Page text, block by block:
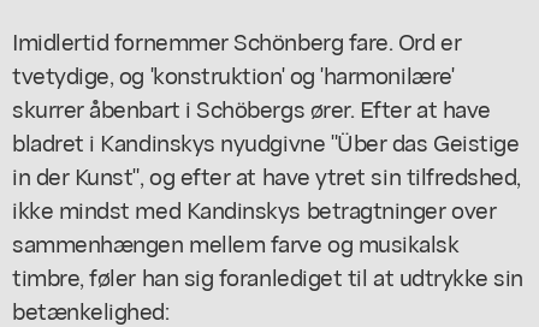
Imidlertid fornemmer Schönberg fare. Ord er
tvetydige, og 'konstruktion' og 'harmonilære'
skurrer åbenbart i Schöbergs ører. Efter at have
bladret i Kandinskys nyudgivne "Über das Geistige
in der Kunst", og efter at have ytret sin tilfredshed,
ikke mindst med Kandinskys betragtninger over
sammenhængen mellem farve og musikalsk
timbre, føler han sig foranlediget til at udtrykke sin
betænkelighed: